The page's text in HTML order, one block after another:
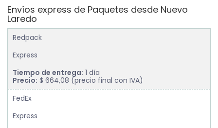
Envíos express de Paquetes desde Nuevo
Laredo
Redpack
Express
Tiempo de entrega: 1 día
Precio: $ 664,08 (precio final con IVA)
FedEx
Express